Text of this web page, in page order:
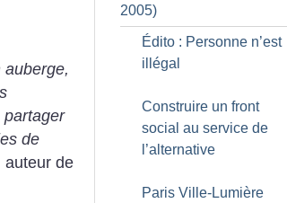
auberge,
partager
de
auteur de
2005)
Édito : Personne n’est
illégal
Construire un front
social au service de
l’alternative
Paris Ville-Lumière